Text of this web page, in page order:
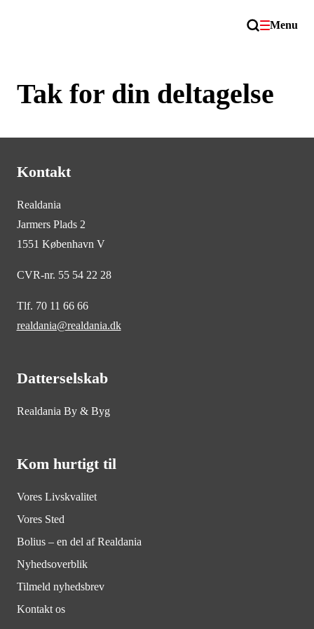
Menu
Tak for din deltagelse
Kontakt
Realdania
Jarmers Plads 2
1551 København V
CVR-nr. 55 54 22 28
Tlf. 70 11 66 66
realdania@realdania.dk
Datterselskab
Realdania By & Byg
Kom hurtigt til
Vores Livskvalitet
Vores Sted
Bolius – en del af Realdania
Nyhedsoverblik
Tilmeld nyhedsbrev
Kontakt os